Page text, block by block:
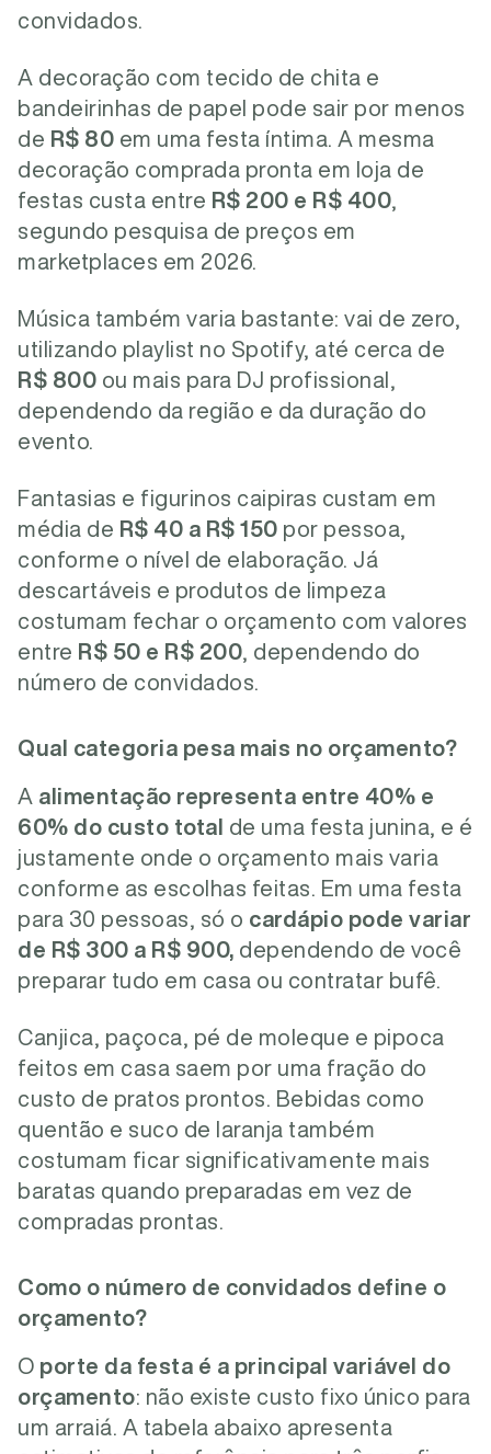
convidados.
A decoração com tecido de chita e
bandeirinhas de papel pode sair por menos
de R$ 80 em uma festa íntima. A mesma
decoração comprada pronta em loja de
festas custa entre R$ 200 e R$ 400
segundo pesquisa de preços em
marketplaces em 2026.
Música também varia bastante: vai de zero,
utilizando playlist no Spotify, até cerca de
R$ 800 ou mais para DJ profissional,
dependendo da região e da duração do
evento.
Fantasias e figurinos caipiras custam em
média de R$ 40 a R$ 150 por pessoa,
conforme o nível de elaboração. Já
descartáveis e produtos de limpeza
costumam fechar o orçamento com valores
entre R$ 50 e R$ 200 , dependendo do
número de convidados.
Qual categoria pesa mais no orçamento?
A alimentação representa entre 40% e
60% do custo total de uma festa junina, e é
justamente onde o orçamento mais varia
conforme as escolhas feitas. Em uma festa
para 30 pessoas, só o cardápio pode variar
de R$ 300 a R$ 900, dependendo de você
preparar tudo em casa ou contratar bufê.
Canjica, paçoca, pé de moleque e pipoca
feitos em casa saem por uma fração do
custo de pratos prontos. Bebidas como
quentão e suco de laranja também
costumam ficar significativamente mais
baratas quando preparadas em vez de
compradas prontas.
Como o número de convidados define o
orçamento?
O porte da festa é a principal variável do
orçamento: não existe custo fixo único para
um arraiá. A tabela abaixo apresenta